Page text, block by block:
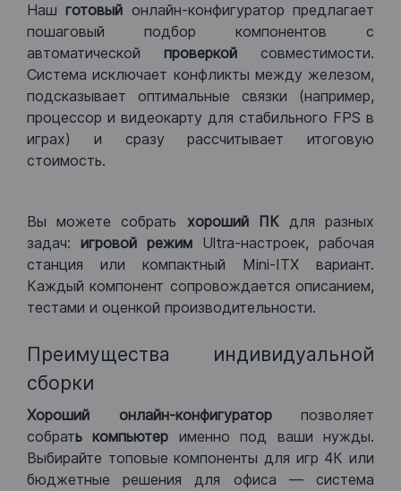
Нашготовый онлайн-конфигуратор предлагает
пошаговый подбор компонентов с
автоматической проверкой совместимости.
Система исключает конфликты между железом,
подсказывает оптимальные связки (например,
процессор и видеокарту для стабильного FPS в
играх) и сразу рассчитывает итоговую
стоимость.
Вы можете собрать хороший ПКдля разных
задач: игровой режим Ultra-настроек, рабочая
станция или компактный Mini-ITX вариант.
Каждый компонент сопровождается описанием,
тестами и оценкой производительности.
Преимущества индивидуальной
сборки
Хороший онлайн-конфигураторпозволяет
собрать компьютер именно под ваши нужды.
Выбирайте топовые компоненты для игр 4К или
бюджетные решения для офиса — система